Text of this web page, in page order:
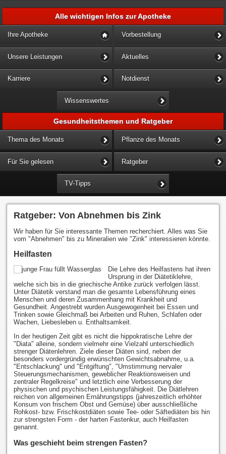
Alle wichtigen Infos zur Apotheke
Ihre Apotheke Vorbestellung
Unsere Leistungen Aktuelles
Karriere Notdienst
Wissenswertes
Gesundheitsthemen und Ratgeber
Thema des Monats Pflanze des Monats
Für Sie gelesen Ratgeber
TV-Tipps
Ratgeber: Von Abnehmen bis Zink
Wir haben für Sie interessante Themen recherchiert. Alles was Sie
vom "Abnehmen" bis zu Mineralien wie "Zink" interessieren könnte.
Heilfasten
Die Lehre des Heilfastens hat ihren
Ursprung in der Diätetiklehre,
welche sich bis in die griechische Antike zurück verfolgen lässt.
Unter Diätetik verstand man die gesamte Lebensführung eines
Menschen und deren Zusammenhang mit Krankheit und
Gesundheit. Angestrebt wurden Ausgewogenheit bei Essen und
Trinken sowie Gleichmaß bei Arbeiten und Ruhen, Schlafen oder
Wachen, Liebesleben u. Enthaltsamkeit.
In der heutigen Zeit gibt es nicht die hippokratische Lehre der
"Diata" alleine, sondern vielmehr eine Vielzahl unterschiedlich
strenger Diätenlehren. Ziele dieser Diäten sind, neben der
besonders vordergründig erwünschten Gewichtsabnahme, u.a.
"Entschlackung" und "Entgiftung", "Umstimmung nervaler
Steuerungsmechanismen, geweblicher Reaktionsweisen und
zentraler Regelkreise" und letztlich eine Verbesserung der
physischen und psychischen Leistungsfähigkeit. Die Diätlehren
reichen von allgemeinen Ernährungstipps (jahreszeitlich erhöhter
Konsum von frischem Obst und Gemüse) über ausschließliche
Rohkost- bzw. Frischkostdiäten sowie Tee- oder Säftediäten bis hin
zur strengsten Form - der harten Fastenkur, auch Heilfasten
genannt.
Was geschieht beim strengen Fasten?